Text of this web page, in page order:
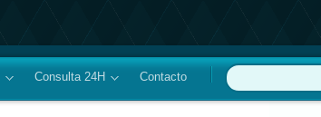
Consulta 24H Contacto